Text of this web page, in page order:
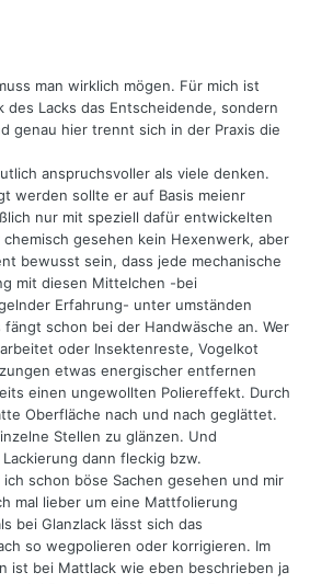
man wirklich mögen. Für mich ist
des Lacks das Entscheidende, sondern
genau hier trennt sich in der Praxis die
anspruchsvoller als viele denken.
werden sollte er auf Basis meienr
nur mit speziell dafür entwickelten
gesehen kein Hexenwerk, aber
bewusst sein, dass jede mechanische
mit diesen Mittelchen -bei
Erfahrung- unter umständen
fängt schon bei der Handwäsche an. Wer
oder Insektenreste, Vogelkot
etwas energischer entfernen
einen ungewollten Poliereffekt. Durch
Oberfläche nach und nach geglättet.
Stellen zu glänzen. Und
dann fleckig bzw.
ich schon böse Sachen gesehen und mir
mal lieber um eine Mattfolierung
bei Glanzlack lässt sich das
so wegpolieren oder korrigieren. Im
ist bei Mattlack wie eben beschrieben ja